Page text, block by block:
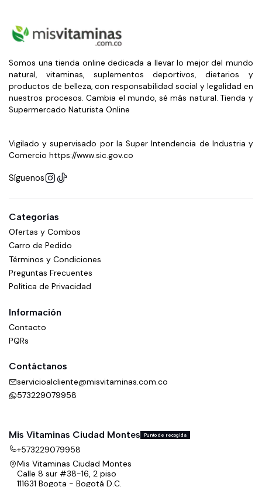
Somos una tienda online dedicada a llevar lo mejor del mundo
natural, vitaminas, suplementos deportivos, dietarios y
productos de belleza, con responsabilidad social y legalidad en
nuestros procesos. Cambia el mundo, sé más natural. Tienda y
Supermercado Naturista Online
Vigilado y supervisado por la Super Intendencia de Industria y
Comercio https://www.sic.gov.co
Síguenos
Categorías
Ofertas y Combos
Carro de Pedido
Términos y Condiciones
Preguntas Frecuentes
Política de Privacidad
Información
Contacto
PQRs
Contáctanos
servicioalcliente@misvitaminas.com.co
573229079958
Mis Vitaminas Ciudad Montes Punto de recogida
+573229079958
Mis Vitaminas Ciudad Montes
Calle 8 sur #38-16, 2 piso
111631 Bogota - Bogotá D.C.